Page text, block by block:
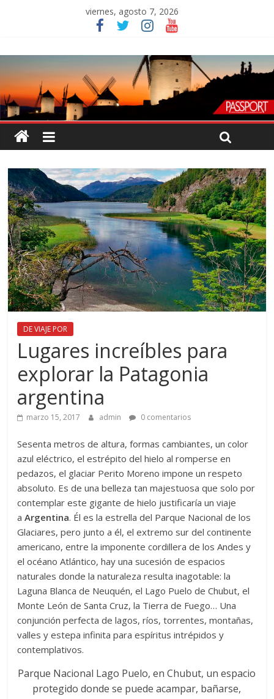
viernes, agosto 7, 2026
DE VIAJE POR
Lugares increíbles para
explorar la Patagonia
argentina
marzo 15, 2017 admin 0 comentarios
Sesenta metros de altura, formas cambiantes, un color
azul eléctrico, el estrépito del hielo al romperse en
pedazos, el glaciar Perito Moreno impone un respeto
absoluto. Es de una belleza tan majestuosa que solo por
contemplar este gigante de hielo justificaría un viaje
aArgentina. Él es la estrella del Parque Nacional de los
Glaciares, pero junto a él, el extremo sur del continente
americano, entre la imponente cordillera de los Andes y
el océano Atlántico, hay una sucesión de espacios
naturales donde la naturaleza resulta inagotable: la
Laguna Blanca de Neuquén, el Lago Puelo de Chubut, el
Monte León de Santa Cruz, la Tierra de Fuego… Una
conjunción perfecta de lagos, ríos, torrentes, montañas,
valles y estepa infinita para espíritus intrépidos y
contemplativos.
Parque Nacional Lago Puelo, en Chubut, un espacio
protegido donde se puede acampar, bañarse,